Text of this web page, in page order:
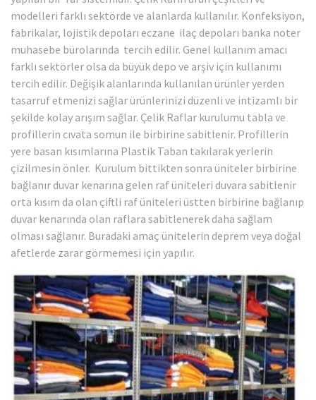
modelleri farklı sektörde ve alanlarda kullanılır. Konfeksiyon,
fabrikalar, lojistik depoları eczane ilaç depoları banka noter
muhasebe bürolarında tercih edilir. Genel kullanım amacı
farklı sektörler olsa da büyük depo ve arşiv için kullanımı
tercih edilir. Değişik alanlarında kullanılan ürünler yerden
tasarruf etmenizi sağlar ürünlerinizi düzenli ve intizamlı bir
şekilde kolay arışım sağlar. Çelik Raflar kurulumu tabla ve
profillerin cıvata somun ile birbirine sabitlenir. Profillerin
yere basan kısımlarına Plastik Taban takılarak yerlerin
çizilmesin önler. Kurulum bittikten sonra üniteler birbirine
bağlanır duvar kenarına gelen raf üniteleri duvara sabitlenir
orta kısım da olan çiftli raf üniteleri üstten birbirine bağlanıp
duvar kenarında olan raflara sabitlenerek daha sağlam
olması sağlanır. Buradaki amaç ünitelerin deprem veya doğal
afetlerde zarar görmemesi için yapılır.